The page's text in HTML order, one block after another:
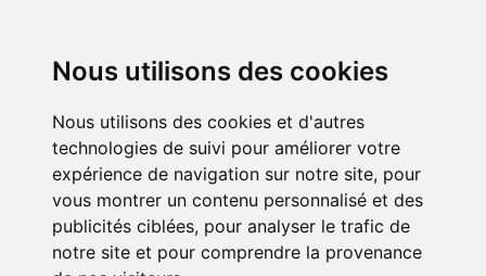
Nous utilisons des cookies
Nous utilisons des cookies et d'autres
technologies de suivi pour améliorer votre
expérience de navigation sur notre site, pour
vous montrer un contenu personnalisé et des
publicités ciblées, pour analyser le trafic de
notre site et pour comprendre la provenance